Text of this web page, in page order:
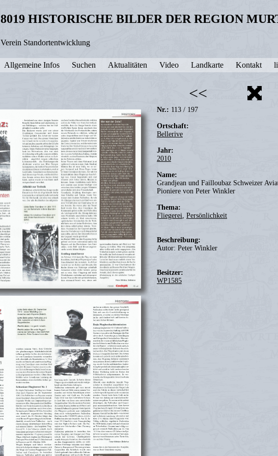
8019 HISTORISCHE BILDER DER REGION
Verein Standortentwicklung
Allgemeine Infos Suchen Aktualitäten Video Landkarte Kontakt
<<
Nr.: 113 / 197
Ortschaft:
Bellerive
Jahr:
2010
Name:
Grandjean und Failloubaz Schweizer
Pioniere von Peter Winkler
Thema:
Fliegerei, Persönlichkeit
Beschreibung:
Autor: Peter Winkler
Besitzer:
WP1585